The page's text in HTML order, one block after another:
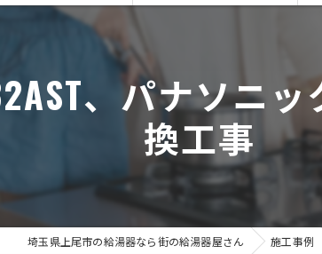
、パナソニ
換工事
埼玉県上尾市の給湯器なら街の給湯器屋さん 施工事例